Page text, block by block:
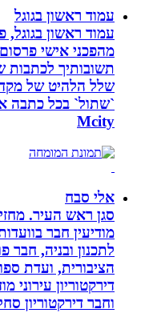
עמוד ראשון בגוגל
עמוד ראשון בגוגל,
תשובותיך לכתבות
שלל הלהיט של
`שתול` בכל כתבה
Mcity
אלי סבח
סגן ראש העיר. מחזיק
מודיעין חבר
לתכנון ובניה, חבר
הציבורית, ועדת
דירקטוריון עירוני
וחבר דירקטוריון